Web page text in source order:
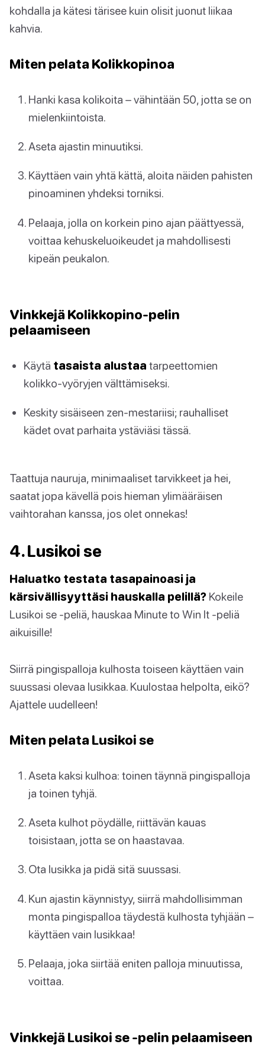
kohdalla ja kätesi tärisee kuin olisit juonut liikaa
kahvia.
Miten pelata Kolikkopinoa
Hanki kasa kolikoita – vähintään 50, jotta se on
mielenkiintoista.
Aseta ajastin minuutiksi.
Käyttäen vain yhtä kättä, aloita näiden pahisten
pinoaminen yhdeksi torniksi.
Pelaaja, jolla on korkein pino ajan päättyessä,
voittaa kehuskeluoikeudet ja mahdollisesti
kipeän peukalon.
Vinkkejä Kolikkopino-pelin
pelaamiseen
Käytä tasaista alustaa tarpeettomien
kolikko-vyöryjen välttämiseksi.
Keskity sisäiseen zen-mestariisi; rauhalliset
kädet ovat parhaita ystäviäsi tässä.
Taattuja nauruja, minimaaliset tarvikkeet ja hei,
saatat jopa kävellä pois hieman ylimääräisen
vaihtorahan kanssa, jos olet onnekas!
4. Lusikoi se
Haluatko testata tasapainoasi ja
kärsivällisyyttäsi hauskalla pelillä? Kokeile
Lusikoi se -peliä, hauskaa Minute to Win It -peliä
aikuisille!
Siirrä pingispalloja kulhosta toiseen käyttäen vain
suussasi olevaa lusikkaa. Kuulostaa helpolta, eikö?
Ajattele uudelleen!
Miten pelata Lusikoi se
Aseta kaksi kulhoa: toinen täynnä pingispalloja
ja toinen tyhjä.
Aseta kulhot pöydälle, riittävän kauas
toisistaan, jotta se on haastavaa.
Ota lusikka ja pidä sitä suussasi.
Kun ajastin käynnistyy, siirrä mahdollisimman
monta pingispalloa täydestä kulhosta tyhjään –
käyttäen vain lusikkaa!
Pelaaja, joka siirtää eniten palloja minuutissa,
voittaa.
Vinkkejä Lusikoi se -pelin pelaamiseen